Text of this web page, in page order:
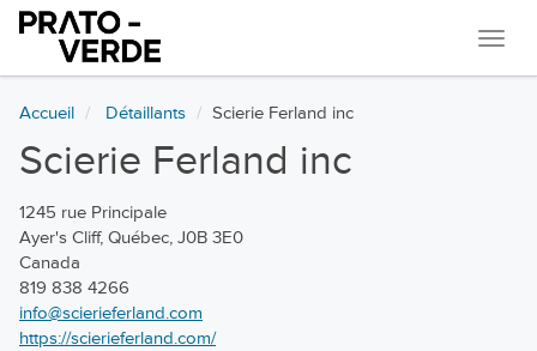
Accueil Détaillants Scierie Ferland inc
Scierie Ferland inc
1245 rue Principale
Ayer's Cliff, Québec, J0B 3E0
Canada
819 838 4266
info@scierieferland.com
https://scierieferland.com/